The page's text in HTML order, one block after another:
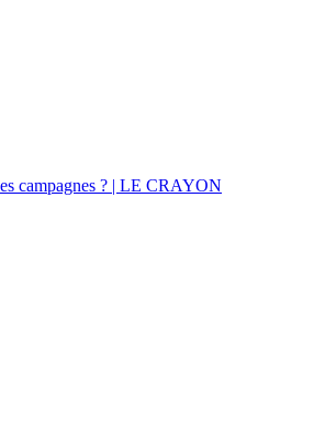
campagnes ? | LE CRAYON